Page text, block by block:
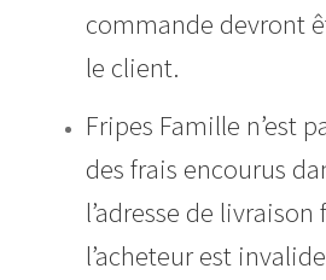
commande devront
le client.
Fripes Famille n’est
des frais encourus
l’adresse de
l’acheteur est